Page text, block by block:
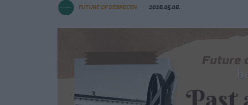
FUTURE OF DEBRECEN 2026.05.06.